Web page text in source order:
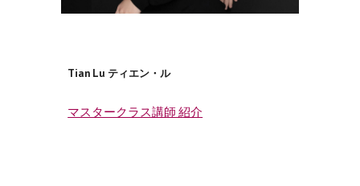
Tian Lu ティエン・ル
マスタークラス講師 紹介